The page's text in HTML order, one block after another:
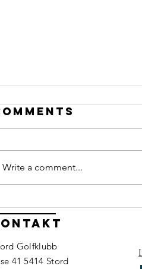
Har du lyst til
å bidra når me
Olyo Junior
Write a comment...
Golfklubb
41 5414 Stord